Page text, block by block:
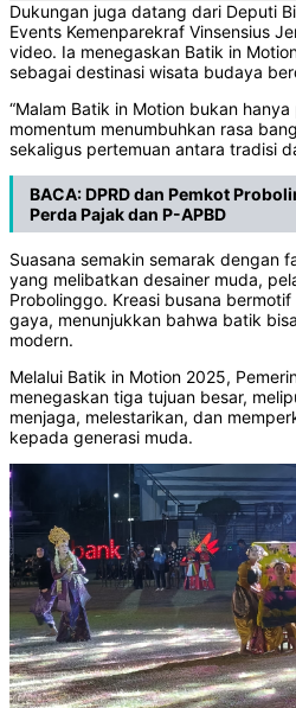
‎Dukungan juga datang dari Deputi
Events Kemenparekraf Vinsensius
video. Ia menegaskan Batik in
sebagai destinasi wisata budaya
‎“Malam Batik in Motion bukan
momentum menumbuhkan rasa
sekaligus pertemuan antara tradisi
BACA:DPRD dan Pemkot
Perda Pajak dan P-APBD
‎Suasana semakin semarak dengan
yang melibatkan desainer muda,
Probolinggo. Kreasi busana
gaya, menunjukkan bahwa batik
modern.
‎Melalui Batik in Motion 2025,
menegaskan tiga tujuan besar,
menjaga, melestarikan, dan
kepada generasi muda.